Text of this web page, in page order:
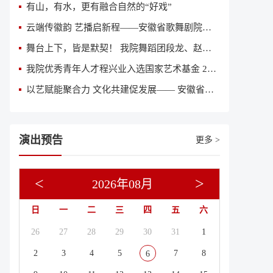
有山，有水，更有融合自然的“好戏”
云端传徽韵 艺播启新程——安徽省歌舞剧院获评全国“艺播计划”创新院团
舞台上下，皆是默契！ 我院舞蹈团段龙、赵亚丽入围“2026意大利国际舞蹈人才大赛”全球总决赛
我院优秀青年人才程兴业入选国家艺术基金 2026 年度艺术人才培训资助项目《当代舞创作人才培训》参训名单
以艺赋能聚合力 文化共建促发展—— 安徽省歌舞剧院与中鼎集团签订文化共建合作协议
演出预告 更多 >
2026年08月
< >
日 一 二 三 四 五 六
26 27 28 29 30 31 1
2 3 4 5 6 7 8